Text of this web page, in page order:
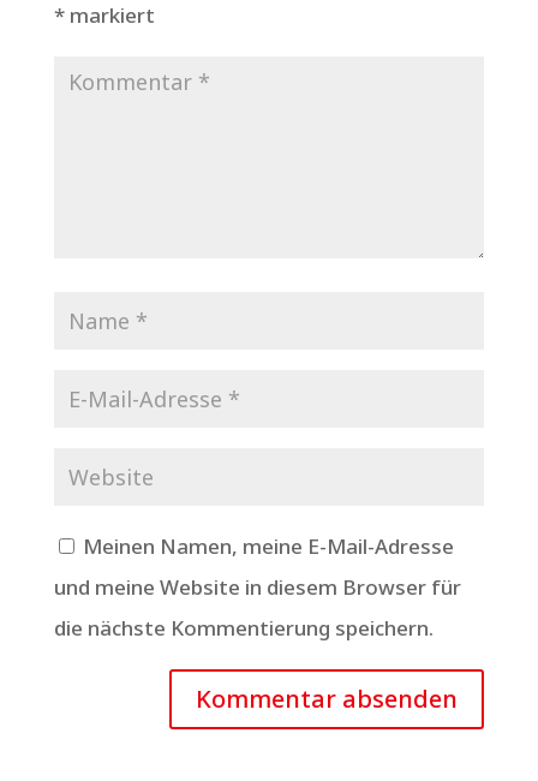
*markiert
Meinen Namen, meine E-Mail-Adresse
und meine Website in diesem Browser für
die nächste Kommentierung speichern.